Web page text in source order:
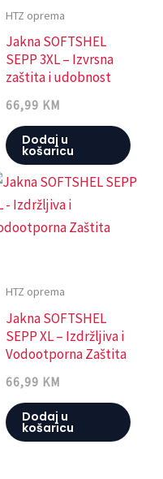
HTZ oprema
Jakna SOFTSHEL
SEPP 3XL – Izvrsna
zaštita i udobnost
66,99 KM
Dodaj u
košaricu
HTZ oprema
Jakna SOFTSHEL
SEPP XL – Izdržljiva i
Vodootporna Zaštita
66,99 KM
Dodaj u
košaricu